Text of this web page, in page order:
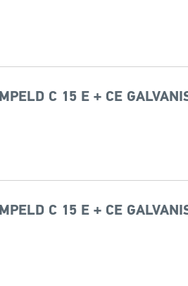
C 15 E + CE
C 15 E + CE